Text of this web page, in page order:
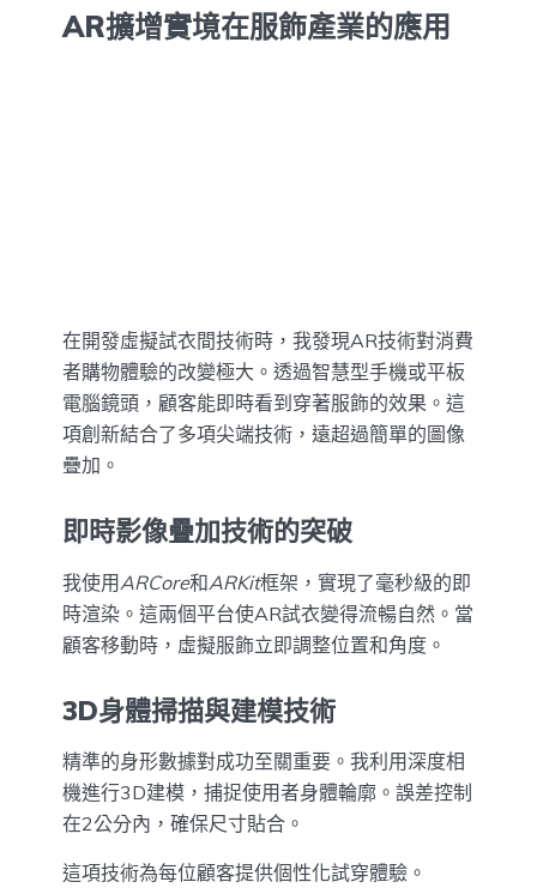
AR擴增實境在服飾產業的應用
在開發虛擬試衣間技術時，我發現AR技術對消費
者購物體驗的改變極大。透過智慧型手機或平板
電腦鏡頭，顧客能即時看到穿著服飾的效果。這
項創新結合了多項尖端技術，遠超過簡單的圖像
疊加。
即時影像疊加技術的突破
我使用ARCore和ARKit框架，實現了毫秒級的即
時渲染。這兩個平台使AR試衣變得流暢自然。當
顧客移動時，虛擬服飾立即調整位置和角度。
3D身體掃描與建模技術
精準的身形數據對成功至關重要。我利用深度相
機進行3D建模，捕捉使用者身體輪廓。誤差控制
在2公分內，確保尺寸貼合。
這項技術為每位顧客提供個性化試穿體驗。